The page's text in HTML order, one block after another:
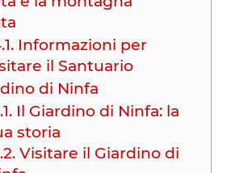
Informazioni per
il Santuario
di Ninfa
Il Giardino di Ninfa: la
storia
Visitare il Giardino di